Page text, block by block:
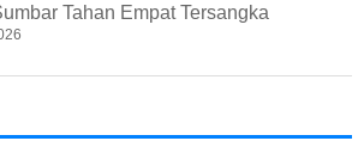
Tahan Empat Tersangka